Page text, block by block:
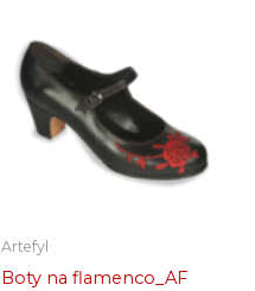
Artefyl
Boty na flamenco_AF